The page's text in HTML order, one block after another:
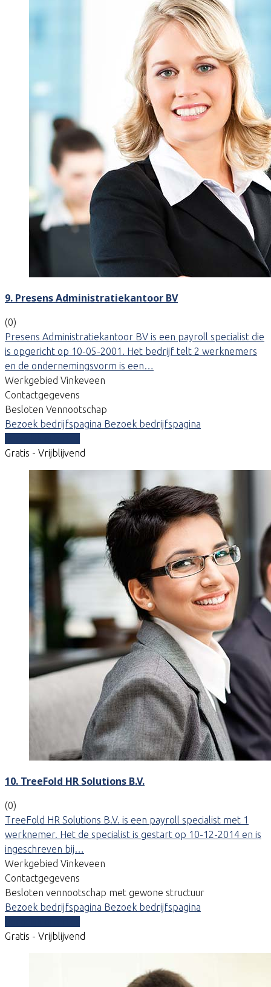
9. Presens Administratiekantoor BV
(0)
Presens Administratiekantoor BV is een payroll specialist die
is opgericht op 10-05-2001. Het bedrijf telt 2 werknemers
en de ondernemingsvorm is een…
Werkgebied Vinkeveen
Contactgegevens
Besloten Vennootschap
Bezoek bedrijfspagina Bezoek bedrijfspagina
Gratis - Vrijblijvend
10. TreeFold HR Solutions B.V.
(0)
TreeFold HR Solutions B.V. is een payroll specialist met 1
werknemer. Het de specialist is gestart op 10-12-2014 en is
ingeschreven bij…
Werkgebied Vinkeveen
Contactgegevens
Besloten vennootschap met gewone structuur
Bezoek bedrijfspagina Bezoek bedrijfspagina
Gratis - Vrijblijvend